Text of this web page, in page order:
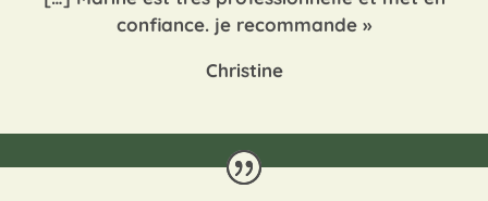
confiance. je recommande »
Christine